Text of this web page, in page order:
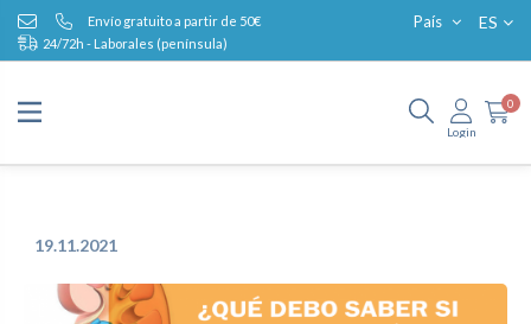
Envío gratuito a partir de 50€
24/72h - Laborales (península)
ES
País
Login
0
19.11.2021